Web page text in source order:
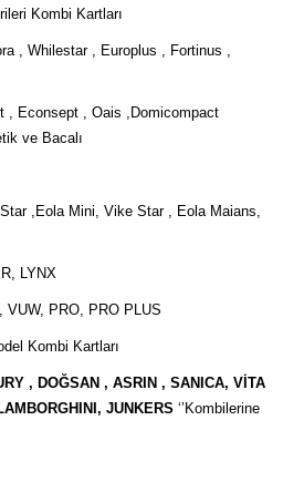
Kombi Kartları
, Whilestar , Europlus , Fortinus ,
, Econsept , Oais ,Domicompact
ve Bacalı
,Eola Mini, Vike Star , Eola Maians,
LYNX
PRO, PRO PLUS
Kombi Kartları
, DOĞSAN , ASRIN , SANICA, VİTA
JUNKERS ‘’Kombilerine